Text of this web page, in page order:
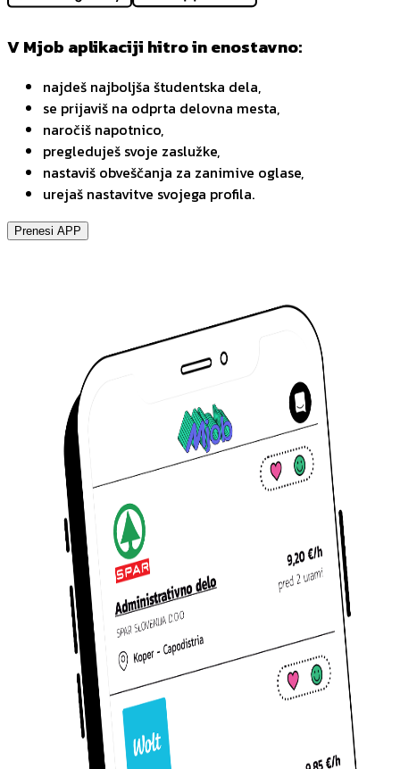
V Mjob aplikaciji hitro in enostavno:
najdeš najboljša študentska dela,
se prijaviš na odprta delovna mesta,
naročiš napotnico,
pregleduješ svoje zaslužke,
nastaviš obveščanja za zanimive oglase,
urejaš nastavitve svojega profila.
Prenesi APP